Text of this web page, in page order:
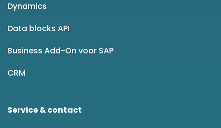
Dynamics
Data blocks API
Business Add-On voor SAP
CRM
Service & contact